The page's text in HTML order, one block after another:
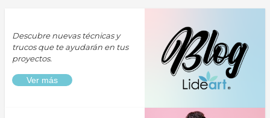
Descubre nuevas técnicas y
trucos que te ayudarán en tus
proyectos.
Ver más